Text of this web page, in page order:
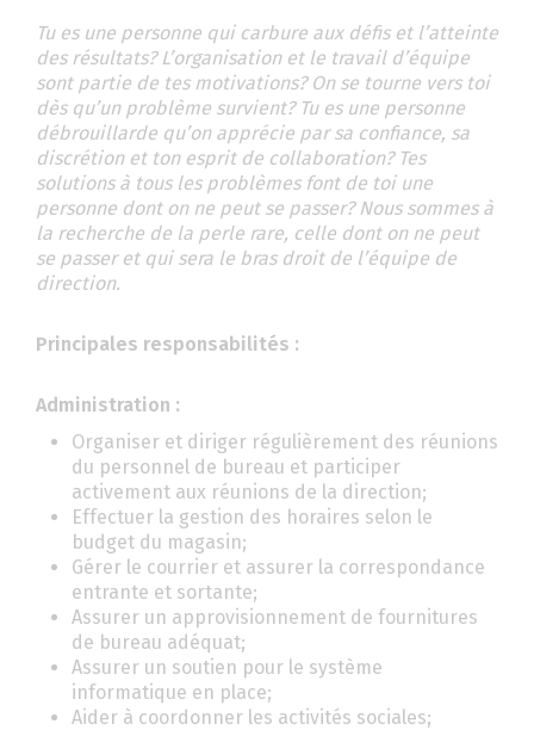
Tu es une personne qui carbure aux défis et l’atteinte
des résultats? L’organisation et le travail d’équipe
sont partie de tes motivations? On se tourne vers toi
dès qu’un problème survient? Tu es une personne
débrouillarde qu’on apprécie par sa confiance, sa
discrétion et ton esprit de collaboration? Tes
solutions à tous les problèmes font de toi une
personne dont on ne peut se passer? Nous sommes à
la recherche de la perle rare, celle dont on ne peut
se passer et qui sera le bras droit de l’équipe de
direction.
Principales responsabilités :
Administration :
Organiser et diriger régulièrement des réunions
du personnel de bureau et participer
activement aux réunions de la direction;
Effectuer la gestion des horaires selon le
budget du magasin;
Gérer le courrier et assurer la correspondance
entrante et sortante;
Assurer un approvisionnement de fournitures
de bureau adéquat;
Assurer un soutien pour le système
informatique en place;
Aider à coordonner les activités sociales;